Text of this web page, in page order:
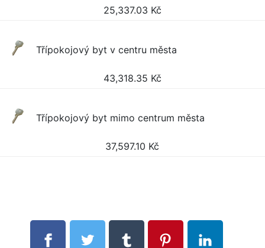
25,337.03 Kč
Třípokojový byt v centru města
43,318.35 Kč
Třípokojový byt mimo centrum města
37,597.10 Kč